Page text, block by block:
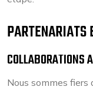
PARTENARIATS
COLLABORATIONS
Nous sommes fiers